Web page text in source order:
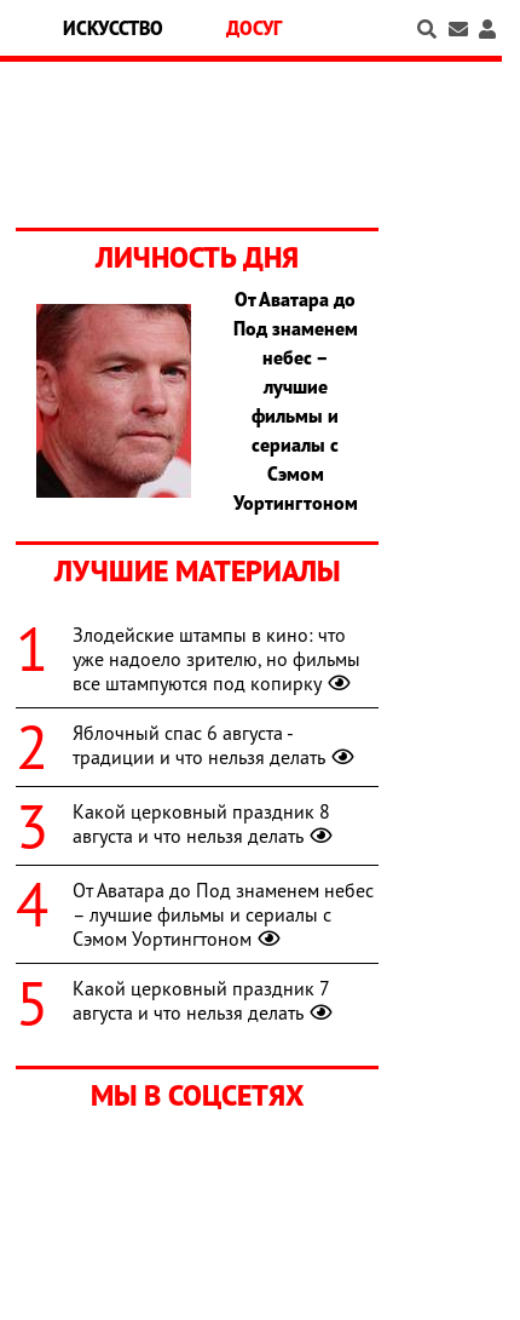
ИСКУССТВО ДОСУГ
ЛИЧНОСТЬ ДНЯ
От Аватара до
Под знаменем
небес –
лучшие
фильмы и
сериалы с
Сэмом
Уортингтоном
ЛУЧШИЕ МАТЕРИАЛЫ
Злодейские штампы в кино: что
уже надоело зрителю, но фильмы
все штампуются под копирку
Яблочный спас 6 августа -
традиции и что нельзя делать
Какой церковный праздник 8
августа и что нельзя делать
От Аватара до Под знаменем небес
– лучшие фильмы и сериалы с
Сэмом Уортингтоном
Какой церковный праздник 7
августа и что нельзя делать
МЫ В СОЦСЕТЯХ